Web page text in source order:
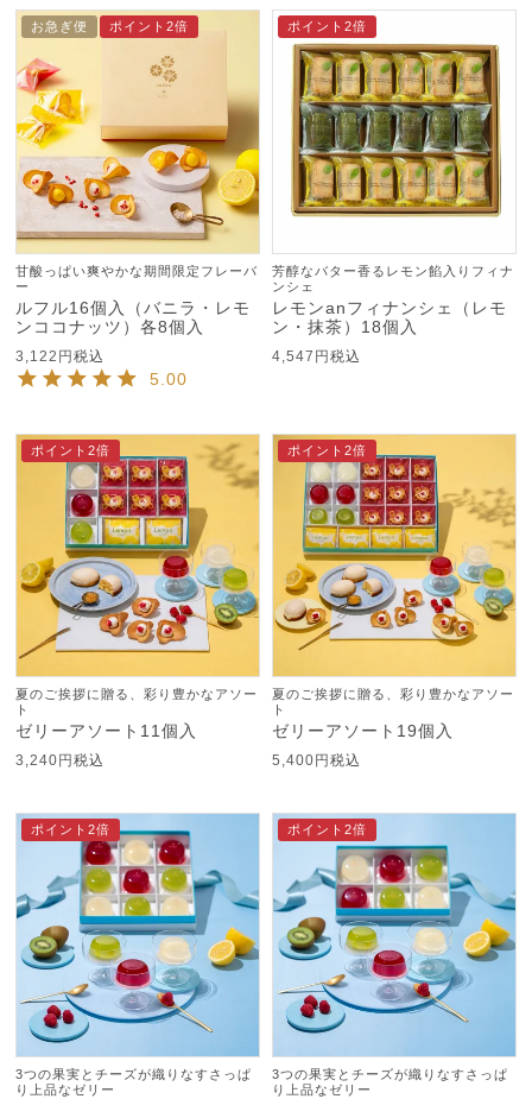
お急ぎ便 ポイント2倍
甘酸っぱい爽やかな期間限定フレーバ
ー
ルフル16個入（バニラ・レモ
ンココナッツ）各8個入
3,122 税込
5.00
ポイント2倍
芳醇なバター香るレモン餡入りフィナ
ンシェ
レモンanフィナンシェ（レモ
ン・抹茶）18個入
4,547 税込
ポイント2倍
夏のご挨拶に贈る、彩り豊かなアソー
ト
ゼリーアソート11個入
3,240 税込
ポイント2倍
夏のご挨拶に贈る、彩り豊かなアソー
ト
ゼリーアソート19個入
5,400 税込
ポイント2倍
3つの果実とチーズが織りなすさっぱ
り上品なゼリー
ポイント2倍
3つの果実とチーズが織りなすさっぱ
り上品なゼリー